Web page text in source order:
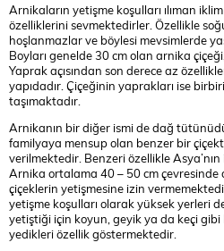
Arnikaların yetişme koşulları ılıman
özelliklerini sevmektedirler. Özellikle
hoşlanmazlar ve böylesi mevsimlerde
Boyları genelde 30 cm olan arnika
Yaprak açısından son derece az
yapıdadır. Çiçeğinin yaprakları ise
taşımaktadır.
Arnikanın bir diğer ismi de dağ
familyaya mensup olan benzer bir
verilmektedir. Benzeri özellikle
Arnika ortalama 40 – 50 cm
çiçeklerin yetişmesine izin
yetişme koşulları olarak yüksek yerleri
yetiştiği için koyun, geyik ya da keçi
yedikleri özellik göstermektedir.